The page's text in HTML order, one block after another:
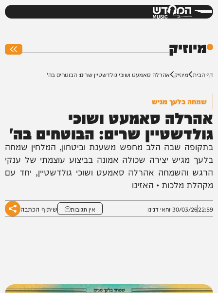
המחדש
מיוזיק
דף הבית מיוזיק אהרלה סאמעט ושוכי גולדשטיין שרים: הבוטחים בה'
שמחה בלעך מגיש
אהרלה סאמעט ושוכי
גולדשטיין שרים: הבוטחים בה'
בתקופה שבה הלב מחפש משענת וביטחון, המלחין שמחה
בלעך מגיש יצירה שכולה אמונה בביצוע עוצמתי של ענקי
הרגש והשמחה אהרלה סאמעט ושוכי גולדשטיין, יחד עם
מקהלת מלכות • האזינו
22:59
30/03/26יוחאי דנינו אין תגובות שיתוף הכתבה